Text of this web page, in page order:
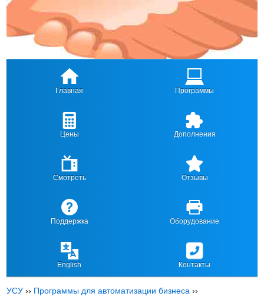
Главная Программы
Цены Дополнения
Смотреть Отзывы
Поддержка Оборудование
English Контакты
УСУ ›› Программы для автоматизации бизнеса ››